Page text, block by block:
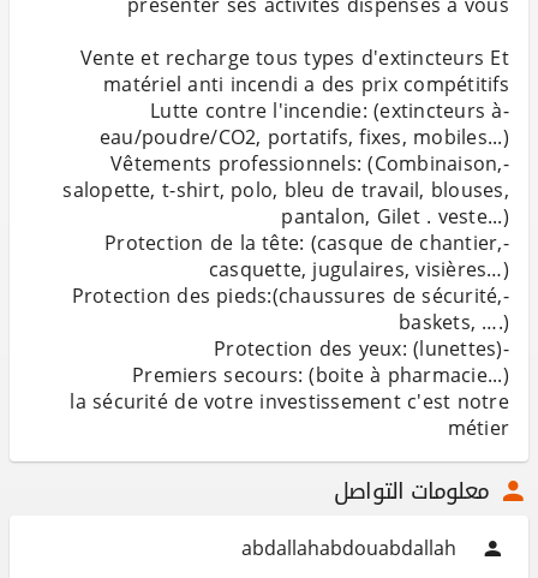
Vente et recharge tous types d'extincteurs Et
-Lutte contre l'incendie: (extincteurs à
-Vêtements professionnels: (Combinaison,
salopette, t-shirt, polo, bleu de travail, blouses,
-Protection de la tête: (casque de chantier,
-Protection des pieds:(chaussures de sécurité,
la sécurité de votre investissement c'est notre
métier
معلومات التواصل
abdallahabdouabdallah